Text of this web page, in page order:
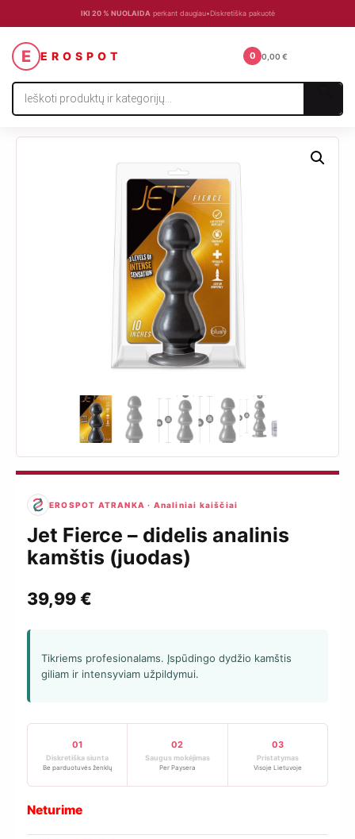
IKI 20 % NUOLAIDA perkant daugiau•Diskretiška pakuotė
E EROSPOT
Products
search
0 0,00 €
EROSPOT ATRANKA · Analiniai kaiščiai
Jet Fierce – didelis analinis
kamštis (juodas)
39,99€
Tikriems profesionalams. Įspūdingo dydžio kamštis
giliam ir intensyviam užpildymui.
01
Diskretiška siunta
Be parduotuvės ženklų
02
Saugus mokėjimas
Per Paysera
03
Pristatymas
Visoje Lietuvoje
Neturime